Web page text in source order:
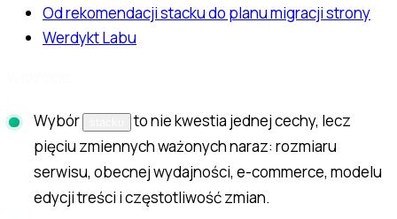
Od rekomendacji stacku do planu migracji strony
Werdykt Labu
Wybór
to nie kwestia jednej cechy, lecz
pięciu zmiennych ważonych naraz: rozmiaru
serwisu, obecnej wydajności, e-commerce, modelu
edycji treści i częstotliwość zmian.